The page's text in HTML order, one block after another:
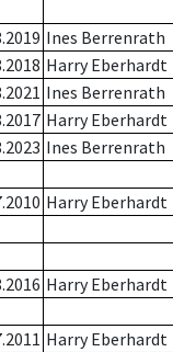
Ines Berrenrath
Harry Eberhardt
Ines Berrenrath
Harry Eberhardt
Ines Berrenrath
Harry Eberhardt
Harry Eberhardt
Harry Eberhardt